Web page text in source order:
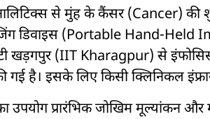
से मुंह के कैंसर (Cancer)
डिवाइस (Portable Hand-Held
खड़गपुर (IIT Kharagpur) से इंफोसिस
गई है। इसके लिए किसी क्लिनिकल
उपयोग प्रारंभिक जोखिम मूल्यांकन